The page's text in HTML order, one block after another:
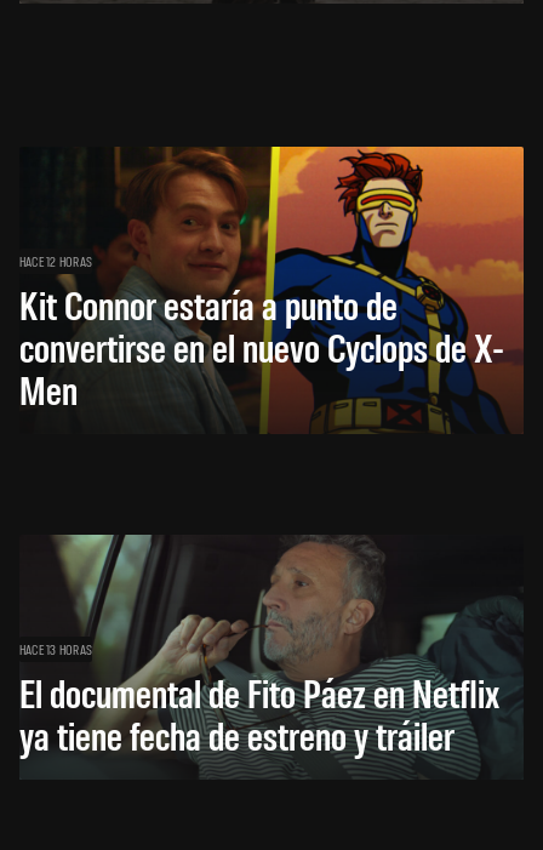
HACE 12 HORAS
Kit Connor estaría a punto de
convertirse en el nuevo Cyclops de X-
Men
HACE 13 HORAS
El documental de Fito Páez en Netflix
ya tiene fecha de estreno y tráiler